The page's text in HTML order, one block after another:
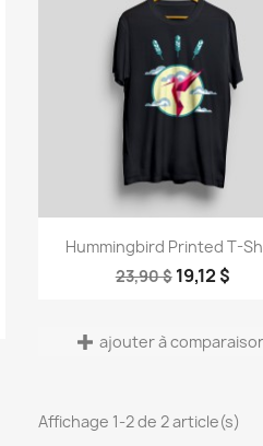
Aperçu rapide
Hummingbird Printed T-
23,90 $ 19,12 $
ajouter à
Affichage 1-2 de 2 article(s)